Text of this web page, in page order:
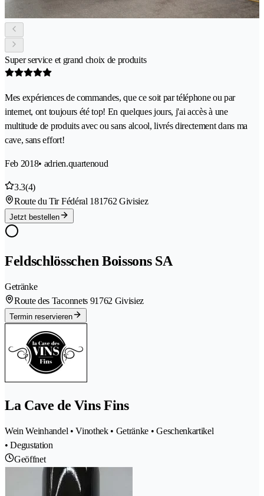
Super service et grand choix de produits
Mes expériences de commandes, que ce soit par téléphone ou par
internet, ont toujours été top! En quelques jours, j'ai accès à une
multitude de produits avec ou sans alcool, livrés directement dans ma
cave, sans effort!
Feb 2018• adrien.quartenoud
3.3(4)
Route du Tir Fédéral 181762 Givisiez
Jetzt bestellen
Feldschlösschen Boissons SA
Getränke
Route des Taconnets 91762 Givisiez
Termin reservieren
La Cave de Vins Fins
Wein Weinhandel • Vinothek • Getränke • Geschenkartikel
• Degustation
Geöffnet